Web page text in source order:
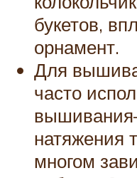
букетов,
орнамент.
Для
часто
натяжения
многом